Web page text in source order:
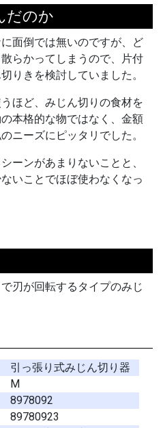
だのか
面倒では無いのですが、ど
らかってしまうので、片付
りきを検討していました。
ほど、みじん切りの食材を
本格的な物ではなく、金額
ニーズにピッタリでした。
ーンがあまりないことと、
いことでほぼ使わなくなっ
刃が回転するタイプのみじ
引っ張り式みじん切り器
M
8978092
89780923